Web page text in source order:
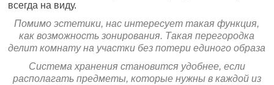
всегда на виду.
Помимо эстетики, нас интересует такая функция,
как возможность зонирования. Такая перегородка
делит комнату на участки без потери единого образа
Система хранения становится удобнее, если
располагать предметы, которые нужны в каждой из